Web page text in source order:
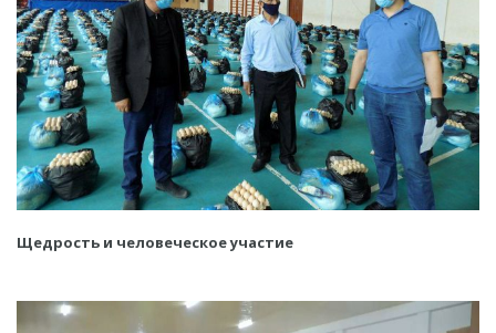
Щедрость и человеческое участие